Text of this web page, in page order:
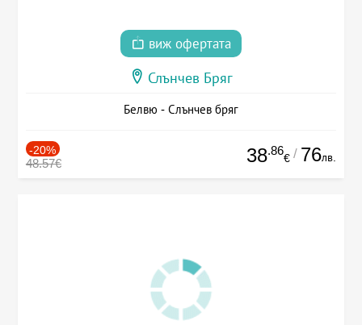
виж офертата
Слънчев Бряг
Белвю - Слънчев бряг
-20%
48.57€ 38.86
€ / 76лв.